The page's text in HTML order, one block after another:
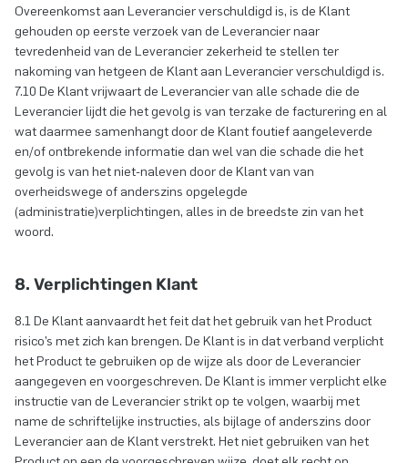
Overeenkomst aan Leverancier verschuldigd is, is de Klant
gehouden op eerste verzoek van de Leverancier naar
tevredenheid van de Leverancier zekerheid te stellen ter
nakoming van hetgeen de Klant aan Leverancier verschuldigd is.
7.10 De Klant vrijwaart de Leverancier van alle schade die de
Leverancier lijdt die het gevolg is van terzake de facturering en al
wat daarmee samenhangt door de Klant foutief aangeleverde
en/of ontbrekende informatie dan wel van die schade die het
gevolg is van het niet-naleven door de Klant van van
overheidswege of anderszins opgelegde
(administratie)verplichtingen, alles in de breedste zin van het
woord.
8. Verplichtingen Klant
8.1 De Klant aanvaardt het feit dat het gebruik van het Product
risico’s met zich kan brengen. De Klant is in dat verband verplicht
het Product te gebruiken op de wijze als door de Leverancier
aangegeven en voorgeschreven. De Klant is immer verplicht elke
instructie van de Leverancier strikt op te volgen, waarbij met
name de schriftelijke instructies, als bijlage of anderszins door
Leverancier aan de Klant verstrekt. Het niet gebruiken van het